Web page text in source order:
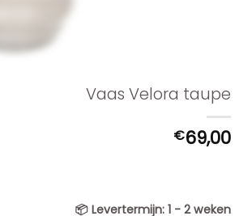
Vaas Velora taupe
€69,00
📦 Levertermijn: 1 - 2 weken